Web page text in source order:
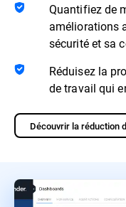
Quantifiez de
améliorations
sécurité et sa
Réduisez la
de travail qui
Découvrir la réduction